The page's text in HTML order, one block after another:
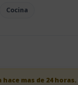
Cocina
mas de 24 horas.